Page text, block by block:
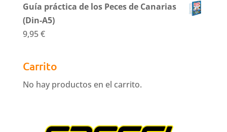
Guía práctica de los Peces de Canarias
(Din-A5)
9,95€
Carrito
No hay productos en el carrito.